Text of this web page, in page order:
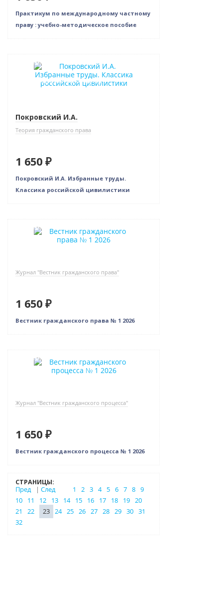
Практикум по международному частному
праву : учебно-методическое пособие
Новинка
Индивидуальный подход
Покровский И.А.
Теория гражданского права
1 650 ₽
Покровский И.А. Избранные труды.
Классика российской цивилистики
Новинка
Журнал "Вестник гражданского права"
1 650 ₽
Вестник гражданского права № 1 2026
Новинка
Журнал "Вестник гражданского процесса"
1 650 ₽
Вестник гражданского процесса № 1 2026
СТРАНИЦЫ:
Пред
| След 1 2 3 4 5 6 7 8 9
10
11 12 13 14 15 16 17 18 19 20
21
22 23 24 25 26 27 28 29 30 31
32